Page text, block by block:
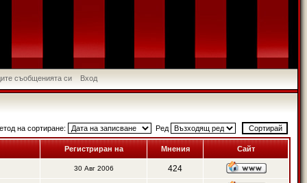
съобщенията си Вход
на сортиране: Ред
Регистриран на Мнения Сайт
30 Авг 2006 424